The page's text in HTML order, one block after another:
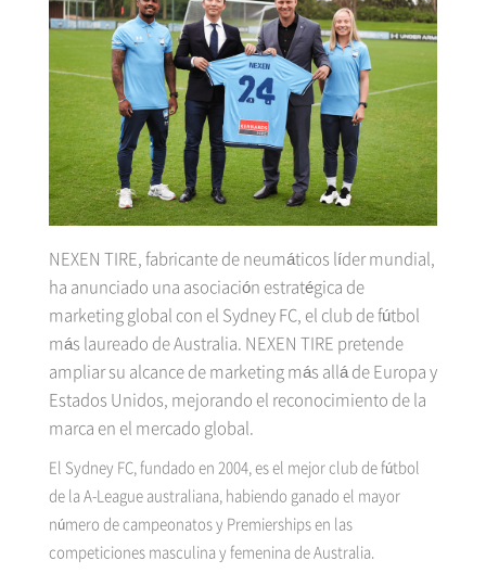
NEXEN TIRE, fabricante de neumáticos líder mundial,
ha anunciado una asociación estratégica de
marketing global con el Sydney FC, el club de fútbol
más laureado de Australia. NEXEN TIRE pretende
ampliar su alcance de marketing más allá de Europa y
Estados Unidos, mejorando el reconocimiento de la
marca en el mercado global.
El Sydney FC, fundado en 2004, es el mejor club de fútbol
de la A-League australiana, habiendo ganado el mayor
número de campeonatos y Premierships en las
competiciones masculina y femenina de Australia.